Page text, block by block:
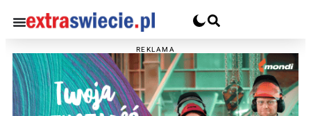
REKLAMA